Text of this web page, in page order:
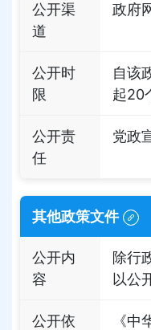
公开渠
道
政府
公开时
限
自该
起20
公开责
任
党政
其他政策文件
公开内
容
除行
以公
公开依
《